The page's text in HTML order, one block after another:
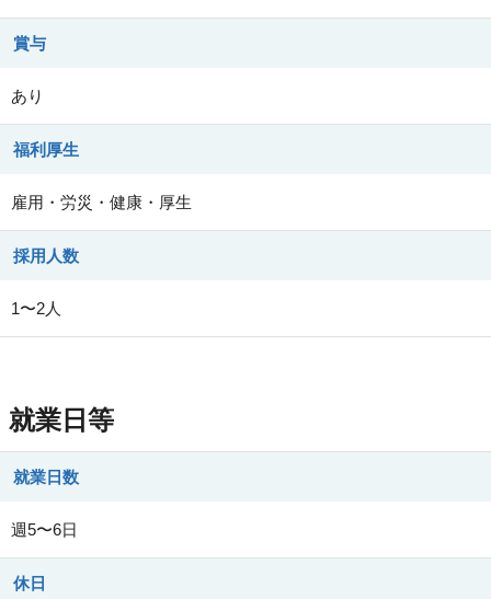
賞与
あり
福利厚生
雇用・労災・健康・厚生
採用人数
1〜2人
就業日等
就業日数
週5〜6日
休日